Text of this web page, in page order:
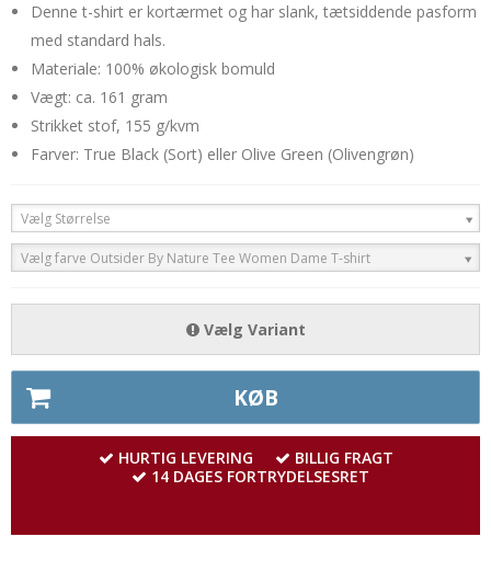
Denne t-shirt er kortærmet og har slank, tætsiddende pasform
med standard hals.
Materiale: 100% økologisk bomuld
Vægt: ca. 161 gram
Strikket stof, 155 g/kvm
Farver: True Black (Sort) eller Olive Green (Olivengrøn)
Vælg Størrelse
Vælg farve Outsider By Nature Tee Women Dame T-shirt
Vælg Variant
KØB
HURTIG LEVERING
BILLIG FRAGT
14 DAGES FORTRYDELSESRET